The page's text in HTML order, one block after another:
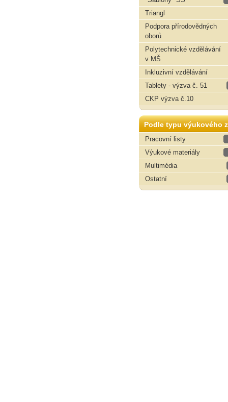
Triangl
Podpora přírodovědných
oborů
Polytechnické vzdělávání
v MŠ
Inkluzivní vzdělávání
Tablety - výzva č. 51
CKP výzva č.10
Podle typu výukového
Pracovní listy
Výukové materiály
Multimédia
Ostatní